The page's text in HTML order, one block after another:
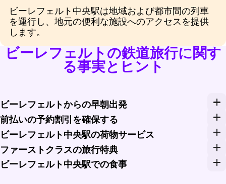
ビーレフェルト中央駅は地域および都市間の列車
を運行し、地元の便利な施設へのアクセスを提供
します。
ビーレフェルトの鉄道旅行に関す
る事実とヒント
ビーレフェルトからの早朝出発
旅行日を効率的に始めるために、ビーレフェルト中央
前払いの予約割引を確保する
Rail Monstersなどのプラットフォームで事前に列車の
ビーレフェルト中央駅の荷物サービス
ビーレフェルト中央駅は便利な荷物保管オプションを
ファーストクラスの旅行特典
長距離列車の旅でファーストクラスにアップグレード
ビーレフェルト中央駅での食事